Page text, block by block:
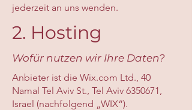
jederzeit an uns wenden.
2. Hosting
Wofür nutzen wir Ihre Daten?
Anbieter ist die Wix.com Ltd., 40
Namal Tel Aviv St., Tel Aviv 6350671,
Israel (nachfolgend „WIX“).